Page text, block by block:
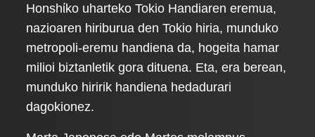
Honshίko uharteko Tokio Handiaren eremua,
nazioaren hiriburua den Tokio hiria, munduko
metropoli-eremu handiena da, hogeita hamar
milioi biztanletik gora dituena. Eta, era berean,
munduko hiririk handiena hedadurari
dagokionez.